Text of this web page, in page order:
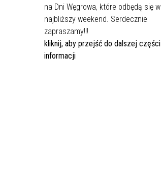
na Dni Węgrowa, które odbędą się w
najbliższy weekend. Serdecznie
zapraszamy!!!
kliknij, aby przejść do dalszej części
informacji